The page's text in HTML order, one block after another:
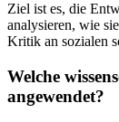
Ziel ist es, die
analysieren, wie
Kritik an sozialen
Welche
angewendet?